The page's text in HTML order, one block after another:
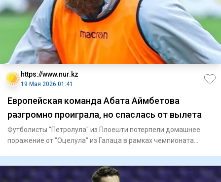
https://www.nur.kz
19 Мая 2026 01:41
Европейская команда Абата Аймбетова
разгромно проиграла, но спаслась от вылета
Футболисты "Петролула" из Плоешти потерпели домашнее
поражение от "Оцелула" из Галаца в рамках чемпионата